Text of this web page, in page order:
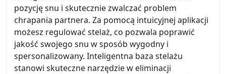
pozycję snu i skutecznie zwalczać problem
chrapania partnera. Za pomocą intuicyjnej aplikacji
możesz regulować stelaż, co pozwala poprawić
jakość swojego snu w sposób wygodny i
spersonalizowany. Inteligentna baza stelażu
stanowi skuteczne narzędzie w eliminacji